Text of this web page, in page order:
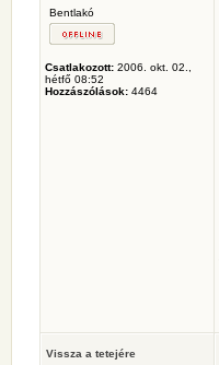
Bentlakó
Csatlakozott: 2006. okt. 02.,
hétfő 08:52
Hozzászólások: 4464
Vissza a tetejére